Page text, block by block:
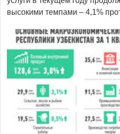
высокими темпами – 4,1%